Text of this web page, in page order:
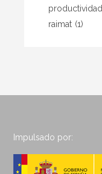
productividad
raimat (1)
Impulsado por: